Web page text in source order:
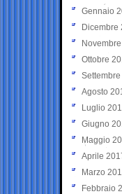
Gennaio
Dicembre
Ottobre
Agosto
Luglio
Giugno
Maggio
Aprile
Marzo
Febbraio